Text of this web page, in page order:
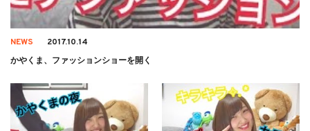
NEWS 2017.10.14
かやくま、ファッションショーを開く